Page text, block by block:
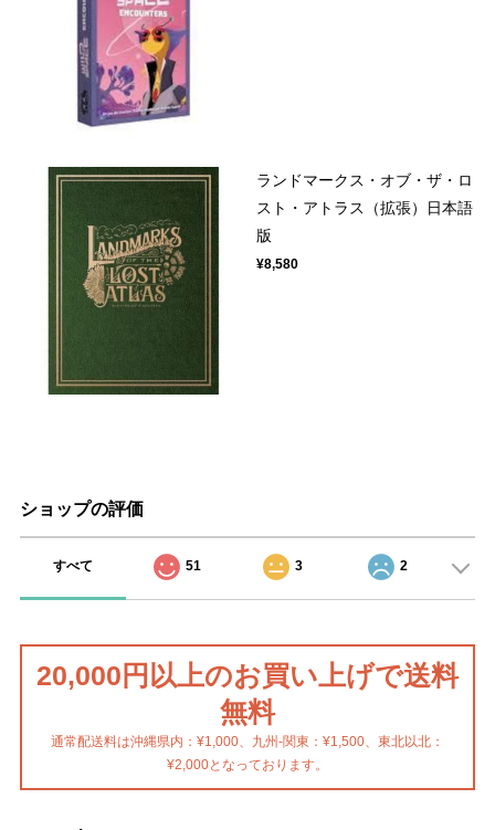
ランドマークス・オブ・ザ・ロ
スト・アトラス（拡張）日本語
版
¥8,580
ショップの評価
すべて 51 3 2
20,000円以上のお買い上げで送料
無料
通常配送料は沖縄県内：¥1,000、九州-関東：¥1,500、東北以北：
¥2,000となっております。